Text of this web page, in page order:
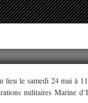
lieu le samedi 24 mai à
militaires Marine